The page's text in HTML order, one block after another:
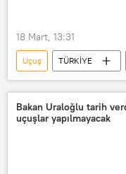
18 Mart, 13:31
Uçuş TÜRKİYE
Türk Hava Yolları (THY)
Abdulkadir Uraloğlu
Bakan Uraloğlu tarih
uçuşlar yapılmayacak